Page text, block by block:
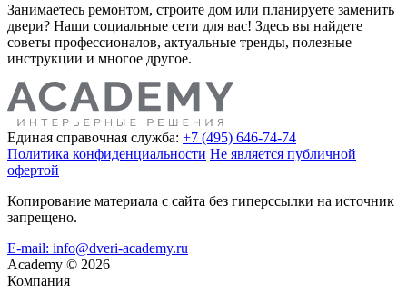
Занимаетесь ремонтом, строите дом или планируете заменить
двери? Наши социальные сети для вас! Здесь вы найдете
советы профессионалов, актуальные тренды, полезные
инструкции и многое другое.
Единая справочная служба: +7 (495) 646-74-74
Политика конфиденциальности Не является публичной
офертой
Копирование материала с сайта без гиперссылки на источник
запрещено.
E-mail: info@dveri-academy.ru
Academy © 2026
Компания